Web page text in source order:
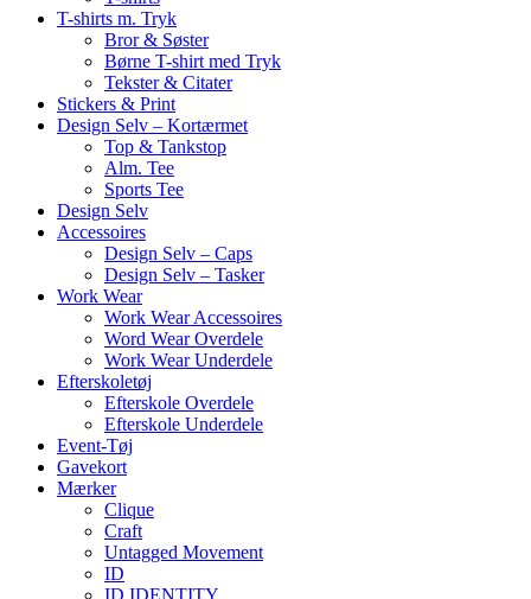
T-shirts m. Tryk
Bror & Søster
Børne T-shirt med Tryk
Tekster & Citater
Stickers & Print
Design Selv – Kortærmet
Top & Tankstop
Alm. Tee
Sports Tee
Design Selv
Accessoires
Design Selv – Caps
Design Selv – Tasker
Work Wear
Work Wear Accessoires
Word Wear Overdele
Work Wear Underdele
Efterskoletøj
Efterskole Overdele
Efterskole Underdele
Event-Tøj
Gavekort
Mærker
Clique
Craft
Untagged Movement
ID
ID IDENTITY